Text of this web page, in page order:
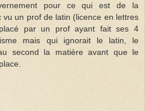
pour ce qui est de la
vu un prof de latin (licence en lettres
par un prof ayant fait ses 4
mais qui ignorait le latin, le
second la matière avant que le